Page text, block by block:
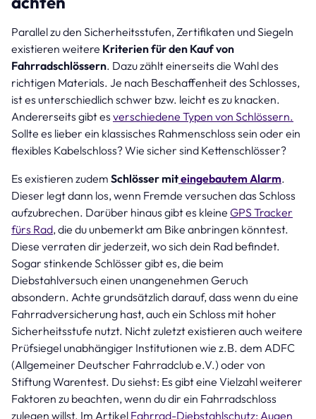
Parallel zu den Sicherheitsstufen, Zertifikaten und Siegeln
existieren weitere Kriterien für den Kauf von
Fahrradschlössern. Dazu zählt einerseits die Wahl des
richtigen Materials. Je nach Beschaffenheit des Schlosses,
ist es unterschiedlich schwer bzw. leicht es zu knacken.
Andererseits gibt es verschiedene Typen von Schlössern.
Sollte es lieber ein klassisches Rahmenschloss sein oder ein
flexibles Kabelschloss? Wie sicher sind Kettenschlösser?
Es existieren zudem Schlösser miteingebautem Alarm.
Dieser legt dann los, wenn Fremde versuchen das Schloss
aufzubrechen. Darüber hinaus gibt es kleine GPS Tracker
fürs Rad, die du unbemerkt am Bike anbringen könntest.
Diese verraten dir jederzeit, wo sich dein Rad befindet.
Sogar stinkende Schlösser gibt es, die beim
Diebstahlversuch einen unangenehmen Geruch
absondern. Achte grundsätzlich darauf, dass wenn du eine
Fahrradversicherung hast, auch ein Schloss mit hoher
Sicherheitsstufe nutzt. Nicht zuletzt existieren auch weitere
Prüfsiegel unabhängiger Institutionen wie z.B. dem ADFC
(Allgemeiner Deutscher Fahrradclub e.V.) oder von
Stiftung Warentest. Du siehst: Es gibt eine Vielzahl weiterer
Faktoren zu beachten, wenn du dir ein Fahrradschloss
zulegen willst. Im Artikel Fahrrad-Diebstahlschutz: Augen